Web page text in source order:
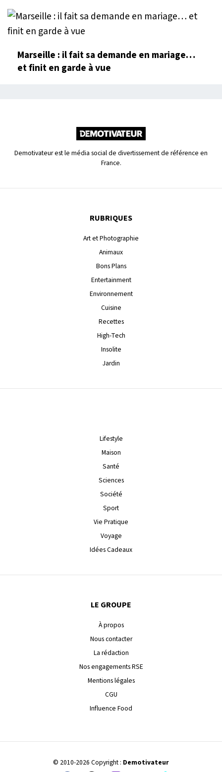
Marseille : il fait sa demande en mariage…
et finit en garde à vue
Demotivateur est le média social de divertissement de référence en
France.
RUBRIQUES
Art et Photographie
Animaux
Bons Plans
Entertainment
Environnement
Cuisine
Recettes
High-Tech
Insolite
Jardin
Lifestyle
Maison
Santé
Sciences
Société
Sport
Vie Pratique
Voyage
Idées Cadeaux
LE GROUPE
À propos
Nous contacter
La rédaction
Nos engagements RSE
Mentions légales
CGU
Influence Food
© 2010-2026 Copyright : Demotivateur